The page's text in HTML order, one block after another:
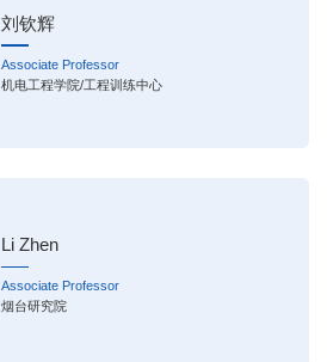
刘钦辉
Associate Professor
机电工程学院/工程训练中心
Li Zhen
Associate Professor
烟台研究院